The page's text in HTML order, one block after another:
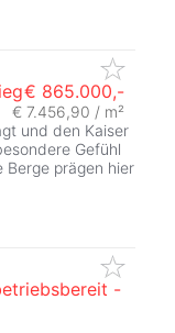
€ 865.000,-
€ 7.456,90 / m²
und den Kaiser
Gefühl
Berge prägen hier
-